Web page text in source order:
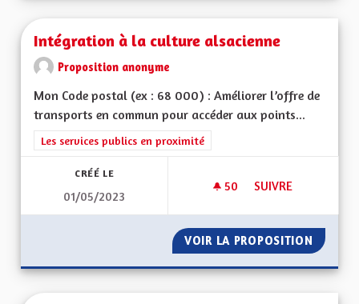
Intégration à la culture alsacienne
Proposition anonyme
Mon Code postal (ex : 68 000) : Améliorer l’offre de
transports en commun pour accéder aux points...
Filtrer les résultats de la catégorie : Les services publics en
Les services publics en proximité
CRÉÉ LE
01/05/2023
50 50 ABONNÉS
SUIVRE
VOIR LA PROPOSITION